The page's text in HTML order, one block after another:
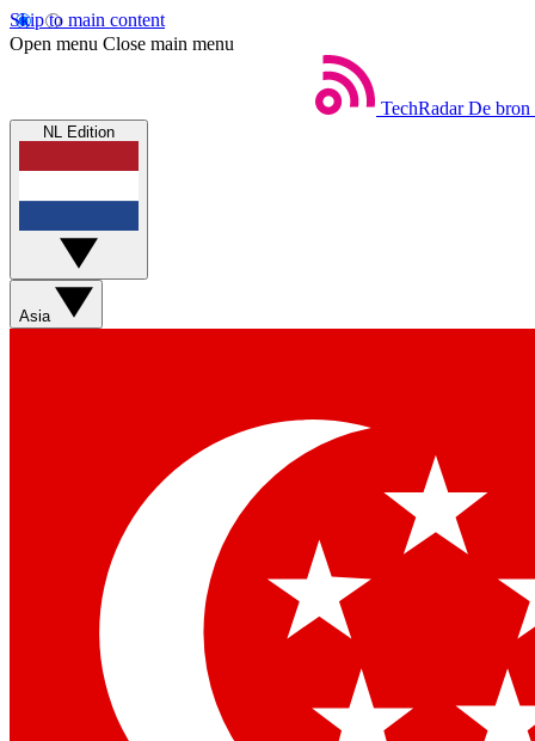
Skip to main content
Open menu Close main menu
TechRadar De bron
NL Edition
Asia